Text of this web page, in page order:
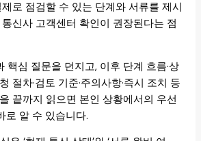
로 점검할 수 있는 단계와 서류를 제시
신사 고객센터 확인이 권장된다는 점
핵심 질문을 던지고, 이후 단계 흐름·상
절차·검토 기준·주의사항·즉시 조치 등
끝까지 읽으면 본인 상황에서의 우선
로 알 수 있습니다.